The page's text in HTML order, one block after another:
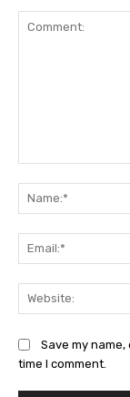
Save my
time I comment.